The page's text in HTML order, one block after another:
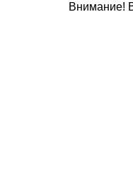
Внимание!